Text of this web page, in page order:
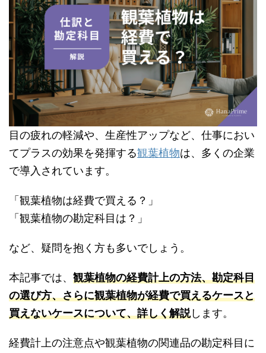
目の疲れの軽減や、生産性アップなど、仕事におい
てプラスの効果を発揮する観葉植物は、多くの企業
で導入されています。
「観葉植物は経費で買える？」
「観葉植物の勘定科目は？」
など、疑問を抱く方も多いでしょう。
本記事では、 観葉植物の経費計上の方法、勘定科目
の選び方、さらに観葉植物が経費で買えるケースと
買えないケースについて、詳しく解説します。
経費計上の注意点や観葉植物の関連品の勘定科目に